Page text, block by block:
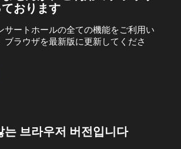
おります
サートホールの全ての機能をご利用い
ブラウザを最新版に更新してくださ
는 브라우저 버전입니다